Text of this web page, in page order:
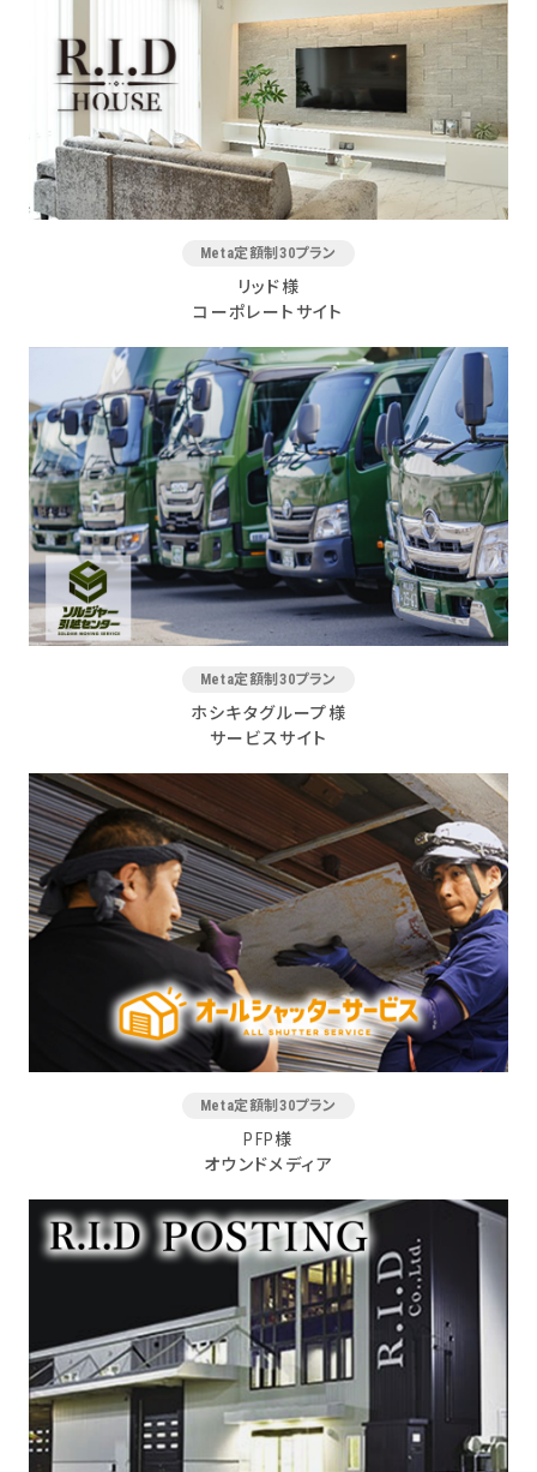
Meta定額制30プラン
リッド様
コーポレートサイト
Meta定額制30プラン
ホシキタグループ様
サービスサイト
Meta定額制30プラン
PFP様
オウンドメディア